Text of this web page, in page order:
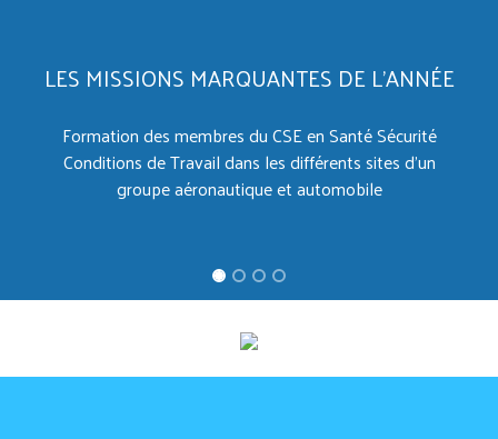
LES MISSIONS MARQUANTES DE L'ANNÉE
Formation des membres du CSE en Santé Sécurité
Conditions de Travail dans les différents sites d'un
groupe aéronautique et automobile
Previous